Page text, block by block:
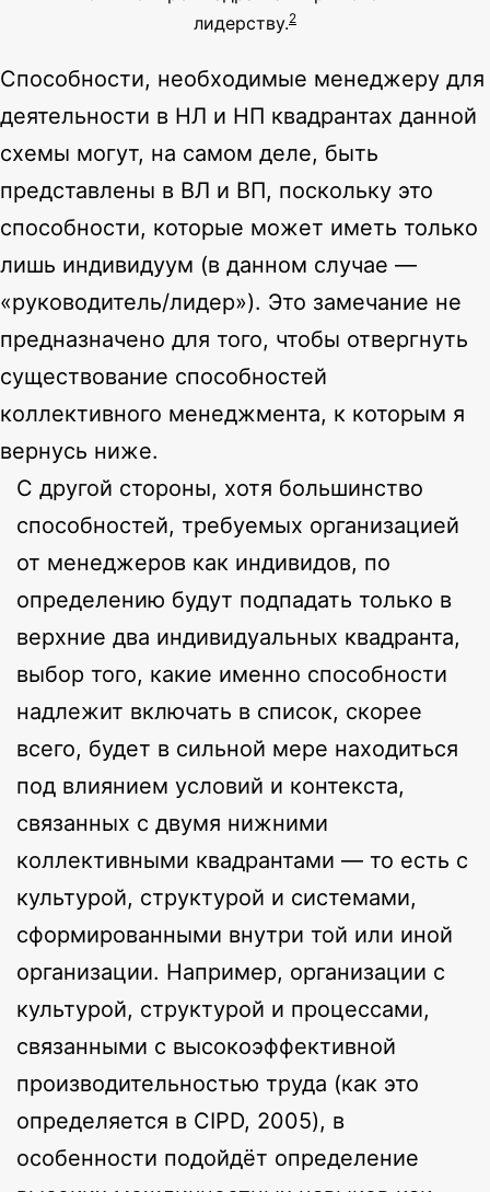
лидерству.2
Способности, необходимые менеджеру для
деятельности в НЛ и НП квадрантах данной
схемы могут, на самом деле, быть
представлены в ВЛ и ВП, поскольку это
способности, которые может иметь только
лишь индивидуум (в данном случае —
«руководитель/лидер»). Это замечание не
предназначено для того, чтобы отвергнуть
существование способностей
коллективного менеджмента, к которым я
вернусь ниже.
С другой стороны, хотя большинство
способностей, требуемых организацией
от менеджеров как индивидов, по
определению будут подпадать только в
верхние два индивидуальных квадранта,
выбор того, какие именно способности
надлежит включать в список, скорее
всего, будет в сильной мере находиться
под влиянием условий и контекста,
связанных с двумя нижними
коллективными квадрантами — то есть с
культурой, структурой и системами,
сформированными внутри той или иной
организации. Например, организации с
культурой, структурой и процессами,
связанными с высокоэффективной
производительностью труда (как это
определяется в CIPD, 2005), в
особенности подойдёт определение